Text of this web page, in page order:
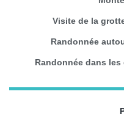
Visite de la
Randonnée
Randonnée dans